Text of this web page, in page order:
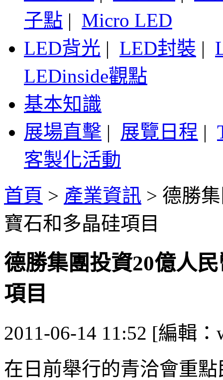
子點 | Micro LED
LED背光 | LED封裝 |
LEDinside觀點
基本知識
展場直擊 | 展覽日程 |
客製化活動
首頁 > 產業資訊 > 德勝
寶石和多晶硅項目
德勝集團投資20億人
項目
2011-06-14 11:52 [編輯：
在日前舉行的青洽會重